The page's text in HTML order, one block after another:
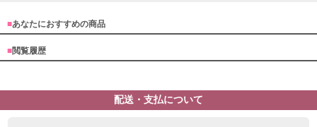
■あなたにおすすめの商品
■閲覧履歴
配送・支払について